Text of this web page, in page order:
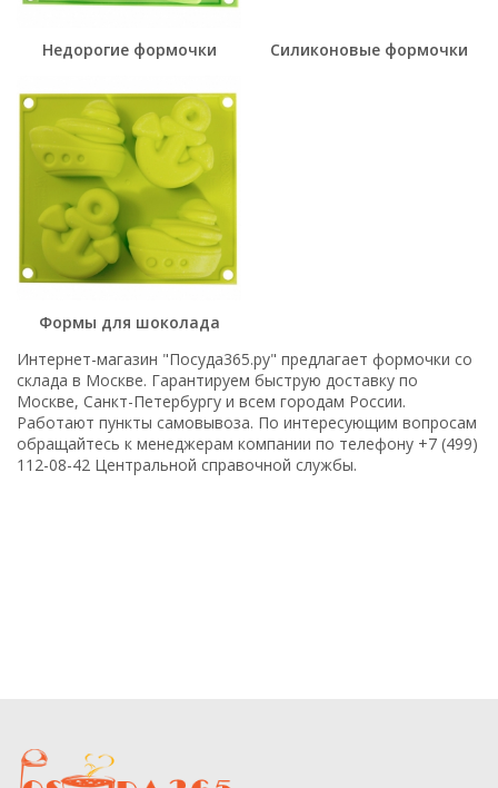
Недорогие формочки Силиконовые формочки
Формы для шоколада
Интернет-магазин "Посуда365.ру" предлагает формочки со
склада в Москве. Гарантируем быструю доставку по
Москве, Санкт-Петербургу и всем городам России.
Работают пункты самовывоза. По интересующим вопросам
обращайтесь к менеджерам компании по телефону +7 (499)
112-08-42 Центральной справочной службы.